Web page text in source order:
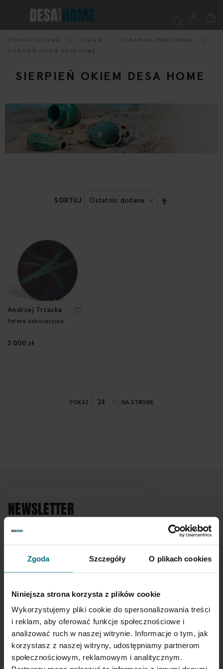
Zgoda Szczegóły O plikach cookies
Niniejsza strona korzysta z plików cookie
Wykorzystujemy pliki cookie do spersonalizowania treści
i reklam, aby oferować funkcje społecznościowe i
analizować ruch w naszej witrynie. Informacje o tym, jak
korzystasz z naszej witryny, udostępniamy partnerom
społecznościowym, reklamowym i analitycznym.
Mój
STRONA GŁÓWNA DESIGN
CERAMIKA POWOJENNA
SIERPIEŃ OKIEM DESA HOME
SIERPIEŃ OKIEM DESA HOME
SORTUJ
Andrzej Trzaska
Patera dekoracyjna
2 000 zł
POKAŻ NA STRONĘ
NEWSLETTER
Jeśli chcesz otrzymywać aktualne informacje
nasz
SUBSKRYBUJ
Wprowadzając i zatwierdzając swoje dane osobowe, wyrażasz zgodę
na otrzymywanie newslettera na zasadach określonych wRegulaminie